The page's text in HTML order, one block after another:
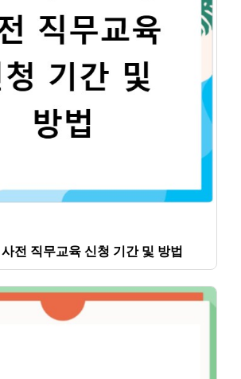
전 직무교육 신청 기간 및 방법